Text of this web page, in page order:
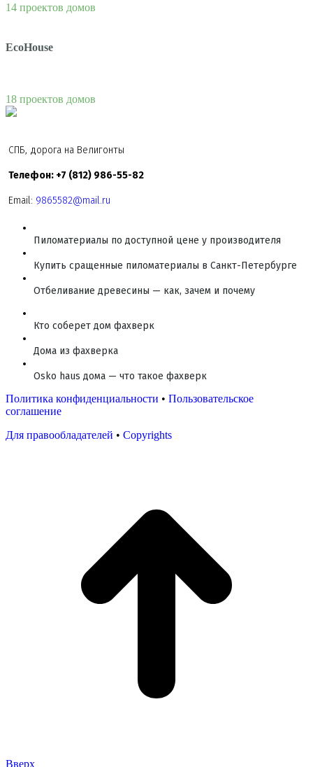
14 проектов домов
EcoHouse
18 проектов домов
СПБ, дорога на Велигонты
Телефон: +7 (812) 986-55-82
Email: 9865582@mail.ru
Пиломатериалы по доступной цене у производителя
Купить сращенные пиломатериалы в Санкт-Петербурге
Отбеливание древесины — как, зачем и почему
Кто соберет дом фахверк
Дома из фахверка
Osko haus дома — что такое фахверк
Политика конфиденциальности • Пользовательское
соглашение
Для правообладателей • Copyrights
Вверх